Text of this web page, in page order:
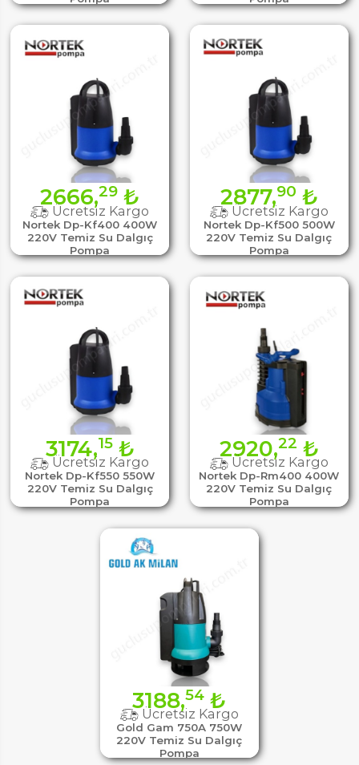
Nortek Dp-Kf400 400W
220V Temiz Su Dalgıç
Pompa
2666,29 ₺
Ücretsiz Kargo
Nortek Dp-Kf500 500W
220V Temiz Su Dalgıç
Pompa
2877,90 ₺
Ücretsiz Kargo
Nortek Dp-Kf550 550W
220V Temiz Su Dalgıç
Pompa
3174,15₺
Ücretsiz Kargo
Nortek Dp-Rm400 400W
220V Temiz Su Dalgıç
Pompa
2920,22 ₺
Ücretsiz Kargo
Gold Gam 750A 750W
220V Temiz Su Dalgıç
Pompa
3188,54 ₺
Ücretsiz Kargo